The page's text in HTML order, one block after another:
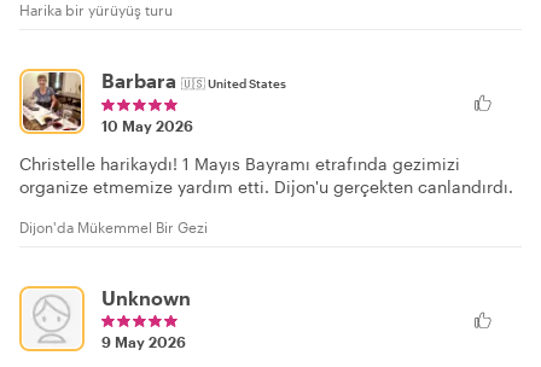
Harika bir yürüyüş turu
Barbara 🇺🇸United States
10 May 2026
Christelle harikaydı! 1 Mayıs Bayramı etrafında gezimizi
organize etmemize yardım etti. Dijon'u gerçekten canlandırdı.
Dijon'da Mükemmel Bir Gezi
Unknown
9 May 2026